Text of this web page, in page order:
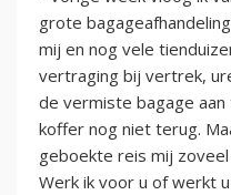
grote
mij en nog vele
vertraging bij vertrek,
de vermiste bagage
koffer nog niet terug.
geboekte reis mij
Werk ik voor u of werkt